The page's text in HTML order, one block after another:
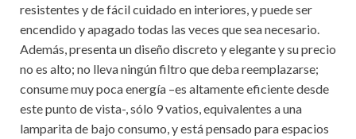
resistentes y de fácil cuidado en interiores, y puede ser
encendido y apagado todas las veces que sea necesario.
Además, presenta un diseño discreto y elegante y su precio
no es alto; no lleva ningún filtro que deba reemplazarse;
consume muy poca energía –es altamente eficiente desde
este punto de vista-, sólo 9 vatios, equivalentes a una
lamparita de bajo consumo, y está pensado para espacios